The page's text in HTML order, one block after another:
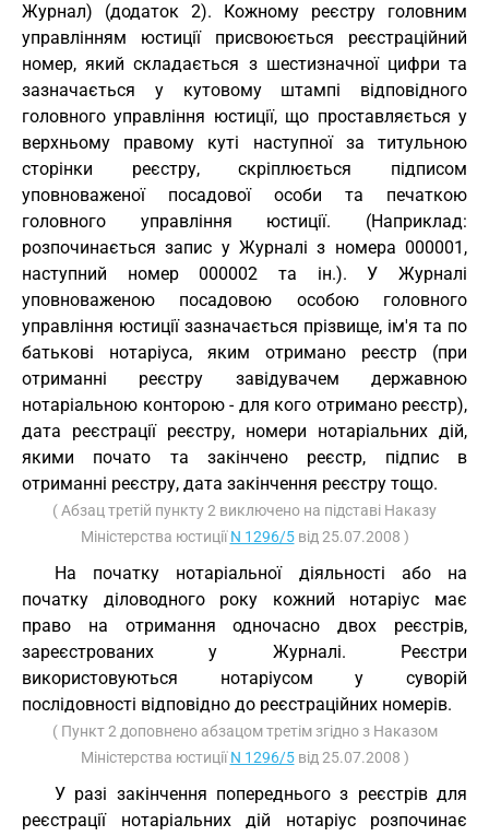
Журнал) (додаток 2). Кожному реєстру головним
управлінням юстиції присвоюється реєстраційний
номер, який складається з шестизначної цифри та
зазначається у кутовому штампі відповідного
головного управління юстиції, що проставляється у
верхньому правому куті наступної за титульною
сторінки реєстру, скріплюється підписом
уповноваженої посадової особи та печаткою
головного управління юстиції. (Наприклад:
розпочинається запис у Журналі з номера 000001,
наступний номер 000002 та ін.). У Журналі
уповноваженою посадовою особою головного
управління юстиції зазначається прізвище, ім'я та по
батькові нотаріуса, яким отримано реєстр (при
отриманні реєстру завідувачем державною
нотаріальною конторою - для кого отримано реєстр),
дата реєстрації реєстру, номери нотаріальних дій,
якими почато та закінчено реєстр, підпис в
отриманні реєстру, дата закінчення реєстру тощо.
( Абзац третій пункту 2 виключено на підставі Наказу
Міністерства юстиціїN 1296/5від 25.07.2008 )
На початку нотаріальної діяльності або на
початку діловодного року кожний нотаріус має
право на отримання одночасно двох реєстрів,
зареєстрованих у Журналі. Реєстри
використовуються нотаріусом у суворій
послідовності відповідно до реєстраційних номерів.
( Пункт 2 доповнено абзацом третім згідно з Наказом
Міністерства юстиціїN 1296/5від 25.07.2008 )
У разі закінчення попереднього з реєстрів для
реєстрації нотаріальних дій нотаріус розпочинає